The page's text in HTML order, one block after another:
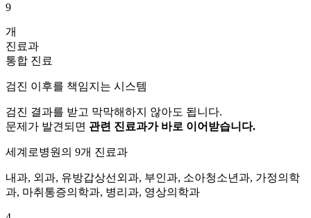
9
개
진료과
통합 진료
검진 이후를 책임지는 시스템
검진 결과를 받고 막막해하지 않아도 됩니다.
문제가 발견되면 관련 진료과가 바로 이어받습니다.
세계로병원의 9개 진료과
내과, 외과, 유방갑상선외과, 부인과, 소아청소년과, 가정의학
과, 마취통증의학과, 병리과, 영상의학과